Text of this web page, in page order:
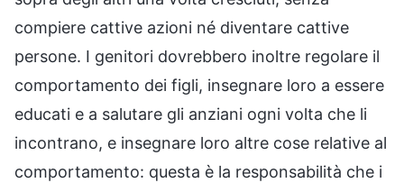
compiere cattive azioni né diventare cattive
persone. I genitori dovrebbero inoltre regolare il
comportamento dei figli, insegnare loro a essere
educati e a salutare gli anziani ogni volta che li
incontrano, e insegnare loro altre cose relative al
comportamento: questa è la responsabilità che i